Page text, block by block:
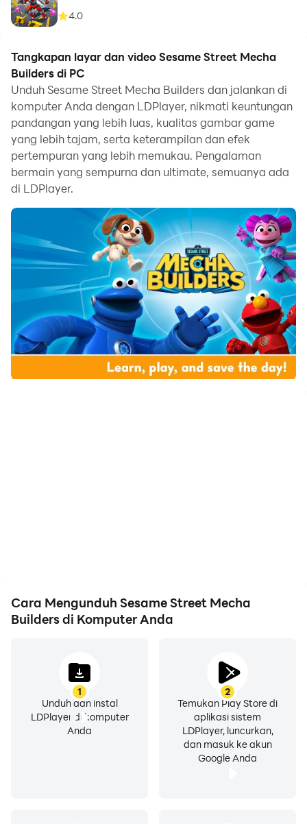
4.0
Tangkapan layar dan video Sesame Street Mecha
Builders di PC
Unduh Sesame Street Mecha Builders dan jalankan di
komputer Anda dengan LDPlayer, nikmati keuntungan
pandangan yang lebih luas, kualitas gambar game
yang lebih tajam, serta keterampilan dan efek
pertempuran yang lebih memukau. Pengalaman
bermain yang sempurna dan ultimate, semuanya ada
di LDPlayer.
Cara Mengunduh Sesame Street Mecha
Builders di Komputer Anda
1
Unduh dan instal
LDPlayer di komputer
Anda
2
Temukan Play Store di
aplikasi sistem
LDPlayer, luncurkan,
dan masuk ke akun
Google Anda